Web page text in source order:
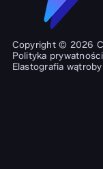
Copyright © 2026
Polityka prywatności
Elastografia